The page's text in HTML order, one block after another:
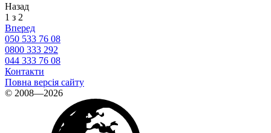
Назад
1 з 2
Вперед
050 533 76 08
0800 333 292
044 333 76 08
Контакти
Повна версія сайту
© 2008—2026